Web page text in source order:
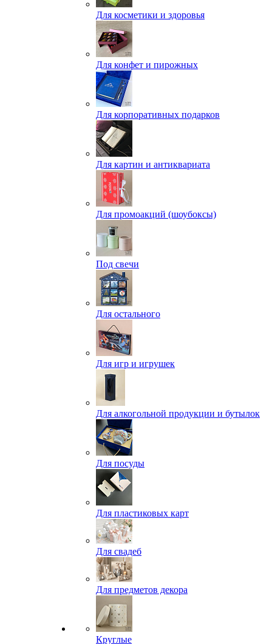
Для косметики и здоровья
Для конфет и пирожных
Для корпоративных подарков
Для картин и антиквариата
Для промоакций (шоубоксы)
Под свечи
Для остального
Для игр и игрушек
Для алкогольной продукции и бутылок
Для посуды
Для пластиковых карт
Для свадеб
Для предметов декора
Круглые